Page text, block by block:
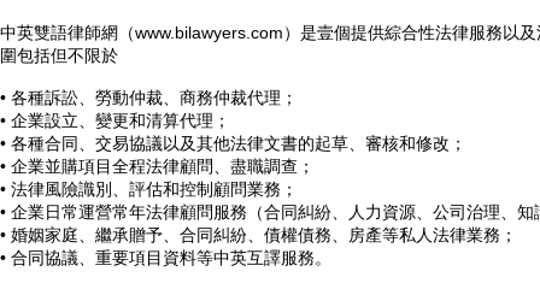
中英雙語律師網（www.bilawyers.com）是壹個提供綜合性法律服務以
圍包括但不限於
• 各種訴訟、勞動仲裁、商務仲裁代理；
• 企業設立、變更和清算代理；
• 各種合同、交易協議以及其他法律文書的起草、審核和修改；
• 企業並購項目全程法律顧問、盡職調查；
• 法律風險識別、評估和控制顧問業務；
• 企業日常運營常年法律顧問服務（合同糾紛、人力資源、公司治理、
• 婚姻家庭、繼承贈予、合同糾紛、債權債務、房產等私人法律業務；
• 合同協議、重要項目資料等中英互譯服務。